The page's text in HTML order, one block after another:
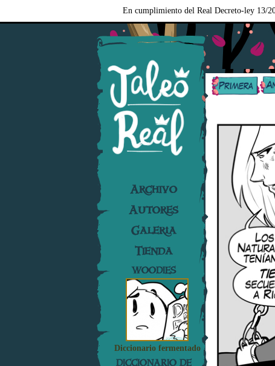
En cumplimiento del Real Decreto-ley 13/
Archivo
Autores
Galería
Tienda
WOODIES
Diccionario fermentado
DICCIONARIO DE